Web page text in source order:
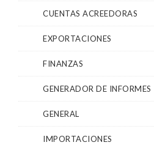
CUENTAS ACREEDORAS
EXPORTACIONES
FINANZAS
GENERADOR DE INFORMES
GENERAL
IMPORTACIONES